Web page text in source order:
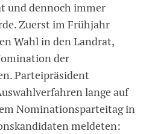
und dennoch immer
Zuerst im Frühjahr
Wahl in den Landrat,
der
Parteipräsident
lange auf
Nominationsparteitag in
meldeten: